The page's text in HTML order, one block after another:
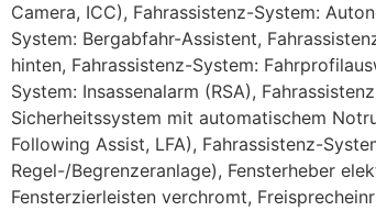
Camera, ICC), Fahrassistenz-System:
System: Bergabfahr-Assistent,
hinten, Fahrassistenz-System:
System: Insassenalarm (RSA),
Sicherheitssystem mit automatischem
Following Assist, LFA), Fahrassistenz-
Regel-/Begrenzeranlage), Fensterheber
Fensterzierleisten verchromt,